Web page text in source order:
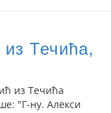
Течића,
из Течића
"Г-ну. Алекси